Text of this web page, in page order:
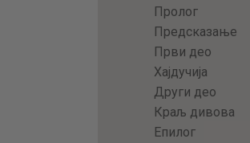
Пролог
Предсказање
Први део
Хајдучија
Други део
Краљ дивова
Eпилог